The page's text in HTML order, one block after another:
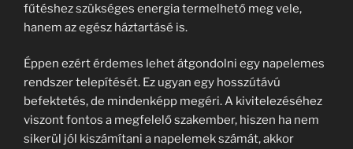
fűtéshez szükséges energia termelhető meg vele,
hanem az egész háztartásé is.
Éppen ezért érdemes lehet átgondolni egy napelemes
rendszer telepítését. Ez ugyan egy hosszútávú
befektetés, de mindenképp megéri. A kivitelezéséhez
viszont fontos a megfelelő szakember, hiszen ha nem
sikerül jól kiszámítani a napelemek számát, akkor